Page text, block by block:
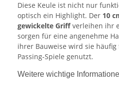
Diese Keule ist nicht nur
optisch ein Highlight. Der 10
gewickelte Griffverleihen ihr
sorgen für eine angenehme
ihrer Bauweise wird sie
Passing-Spiele genutzt.
Weitere wichtige